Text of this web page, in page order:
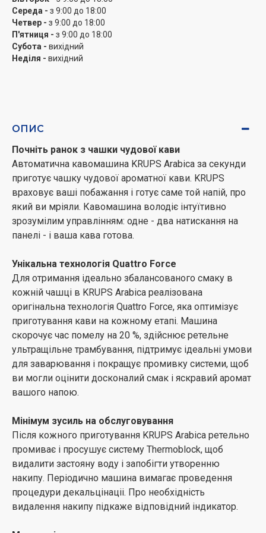
кавомашин, використовуються металеві жорна. Вони
мають підвищену зносостійкість, не нагріваються в
процесі помелу і не впливають на смак кави.
Можливість регулювання ступеня помелу допоможе
Вибирайте міцність і температуру напою в залежності
налаштуваннями кожен раз, коли хочете кави,
збережіть свій рецепт в пам'яті кавомашини. У
пам'яті KRUPS Arabica можна зберегти два
індивідуальних рецепта.
Якій кави віддаєте перевагу?
KRUPS Arabica готує дивовижний еспресо, подвійний
додаванням молока? Традиційний ручний
капучинатор допоможе збити щільну і об'ємну
молочну піну, щоб ви могли насолодитися ідеальним
капучино.
Середа - з 9:00 до 18:00
Четвер - з 9:00 до 18:00
П'ятниця - з 9:00 до 18:00
Субота - вихідний
Неділя - вихідний
ОПИС
Почніть ранок з чашки чудової кави
Автоматична кавомашина KRUPS Arabica за секунди
приготує чашку чудової ароматної кави. KRUPS
враховує ваші побажання і готує саме той напій, про
який ви мріяли. Кавомашина володіє інтуїтивно
зрозумілим управлінням: одне - два натискання на
панелі - і ваша кава готова.
Унікальна технологія Quattro Force
Для отримання ідеально збалансованого смаку в
кожній чашці в KRUPS Arabica реалізована
оригінальна технологія Quattro Force, яка оптимізує
приготування кави на кожному етапі. Машина
скорочує час помелу на 20 %, здійснює ретельне
ультращільне трамбування, підтримує ідеальні умови
для заварювання і покращує промивку системи, щоб
ви могли оцінити досконалий смак і яскравий аромат
вашого напою.
Мінімум зусиль на обслуговування
Після кожного приготування KRUPS Arabica ретельно
промиває і просушує систему Тhermoblock, щоб
видалити застояну воду і запобігти утворенню
накипу. Періодично машина вимагає проведення
процедури декальцінаціі. Про необхідність
видалення накипу підкаже відповідний індикатор.